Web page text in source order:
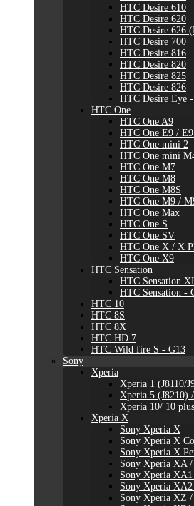
HTC Desire 610
HTC Desire 620
HTC Desire 626
HTC Desire 700
HTC Desire 816
HTC Desire 820
HTC Desire 825
HTC Desire 826
HTC Desire Eye
HTC One
HTC One A9
HTC One E9 /
HTC One mini 2
HTC One mini
HTC One M7
HTC One M8
HTC One M8S
HTC One M9 /
HTC One Max
HTC One S
HTC One SV
HTC One X / X
HTC One X9
HTC Sensation
HTC Sensation
HTC Sensation -
HTC 10
HTC 8S
HTC 8X
HTC HD 7
HTC Wild fire S - G13
Sony
Xperia
Xperia 1 (J8110/
Xperia 5 (J8210)
Xperia 10/ 10 plus
Xperia X
Sony Xperia X
Sony Xperia X
Sony Xperia X
Sony Xperia XA
Sony Xperia
Sony Xperia
Sony Xperia XZ